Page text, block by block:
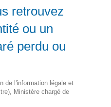
retrouvez
ou un
perdu ou
de l'information légale et
Ministère chargé de